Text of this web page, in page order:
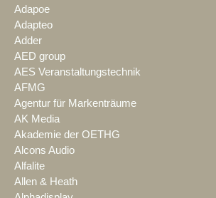
Adapoe
Adapteo
Adder
AED group
AES Veranstaltungstechnik
AFMG
Agentur für Markenträume
AK Media
Akademie der OETHG
Alcons Audio
Alfalite
Allen & Heath